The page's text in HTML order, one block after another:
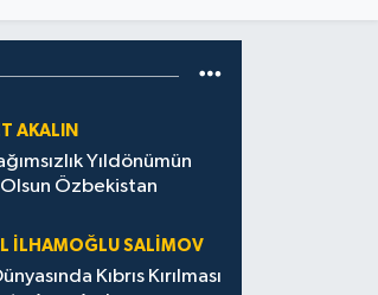
AKALIN
Yıldönümün
Özbekistan
İLHAMOĞLU SALIMOV
Kıbrıs Kırılması